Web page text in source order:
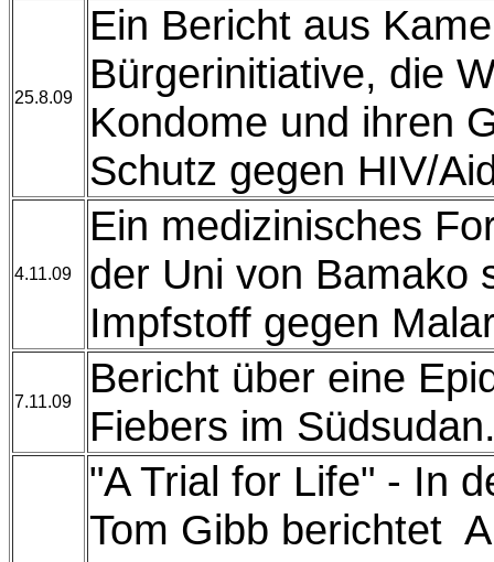
25.8.09
Ein Bericht aus
Bürgerinitiative, die
Kondome und ihren
Schutz gegen HIV/
4.11.09
Ein medizinisches
der Uni von Bamako
Impfstoff gegen
7.11.09
Bericht über eine
Fiebers im
"A Trial for Life" - In
Tom Gibb berichtet